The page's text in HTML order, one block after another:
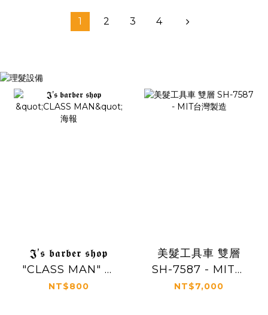
1 2 3 4
𝕵’𝖘 𝖇𝖆𝖗𝖇𝖊𝖗 𝖘𝖍𝖔𝖕
"CLASS MAN" 海
報
NT$800
美髮工具車 雙層
SH-7587 - MIT台
灣製造
NT$7,000